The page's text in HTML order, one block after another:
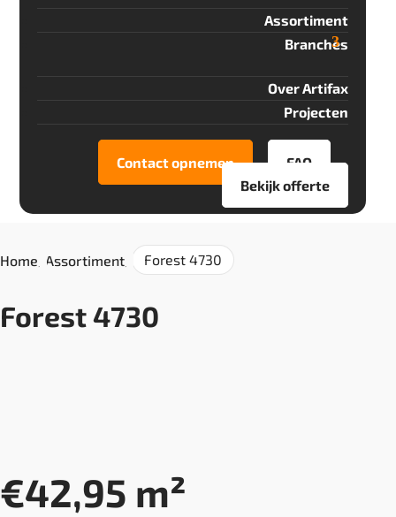
Assortiment
Branches
Over Artifax
Projecten
FAQ
Contact opnemen
Bekijk offerte
Home Assortiment Forest 4730
Forest 4730
€42,95 m²